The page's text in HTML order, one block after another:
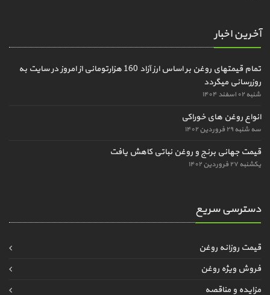
آخرین اخبار
تمام قیمتهای روغن بر اساس ارز آزاد 160 هزارتومانی از امروز در سایت به
روزرسانی میگردد
شنبه ۰۲ اسفند ۱۴۰۴
انواع روغن های خوراکی
سه شنبه ۲۹ فروردین ۱۴۰۲
قیمت جهانی برنج و روغن نباتی کاهش یافت
یکشنبه ۲۷ فروردین ۱۴۰۲
دسترسی سریع
قیمت روزانه روغن
فروش ویژه روغن
مزایده و مناقصه